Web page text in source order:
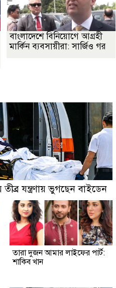
বাংলাদেশে বিনিয়োগে আগ্রহী
মার্কিন ব্যবসায়ীরা: সার্জিও গর
যন্ত্রণায় ভুগছেন বাইডেন
তারা দুজন আমার লাইফের পার্ট:
শাকিব খান